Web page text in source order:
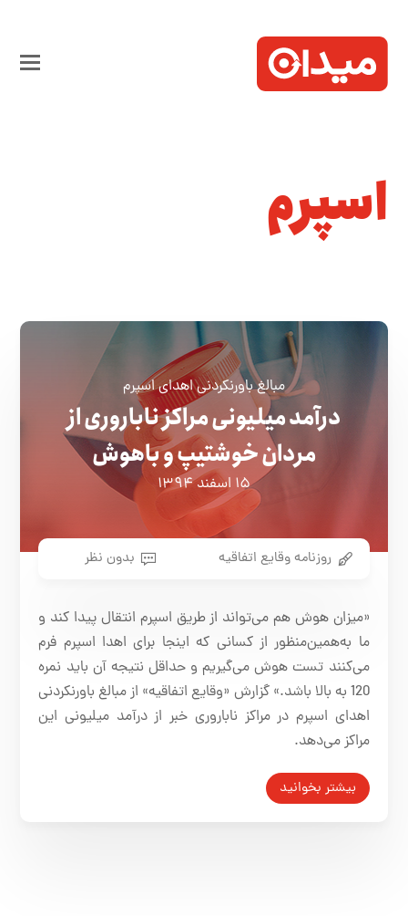
اسپرم
مبالغ باورنکردنی اهدای اسپرم
درآمد میلیونی مراکز ناباروری از
مردان خوشتیپ و باهوش
۱۵ اسفند ۱۳۹۴
روزنامه وقایع اتفاقیه بدون نظر
«میزان هوش هم می‌تواند از طریق اسپرم انتقال پیدا کند و
ما به‌همین‌منظور از کسانی که اینجا برای اهدا اسپرم فرم
می‌کنند تست هوش می‌گیریم و حداقل نتیجه آن باید نمره
120 به بالا باشد.» گزارش «وقایع اتفاقیه» از مبالغ باورنکردنی
اهدای اسپرم در مراکز ناباروری خبر از درآمد میلیونی این
مراکز می‌دهد.
بیشتر بخوانید